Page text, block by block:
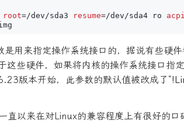
root=/dev/sda3 resume=/dev/sda4 ro
是用来指定操作系统接口的，据说有些硬
这些硬件，如果将内核的操作系统接口指
版本开始，此参数的默认值被改成了“
直以来在对Linux的兼容程度上有很好的口